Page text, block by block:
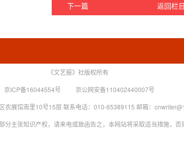
返回栏目
下一篇
《文艺报》社版权所有
京ICP备16044554号
京公网安备110402440007号
农展馆南里10号15层 联系电话：010-65389115 邮箱：
主张知识产权，请来电或致函告之，本网站将采取适当措施，否